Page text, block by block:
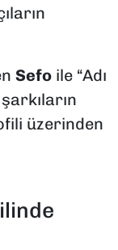
Sefoile “Adı
üzerinden